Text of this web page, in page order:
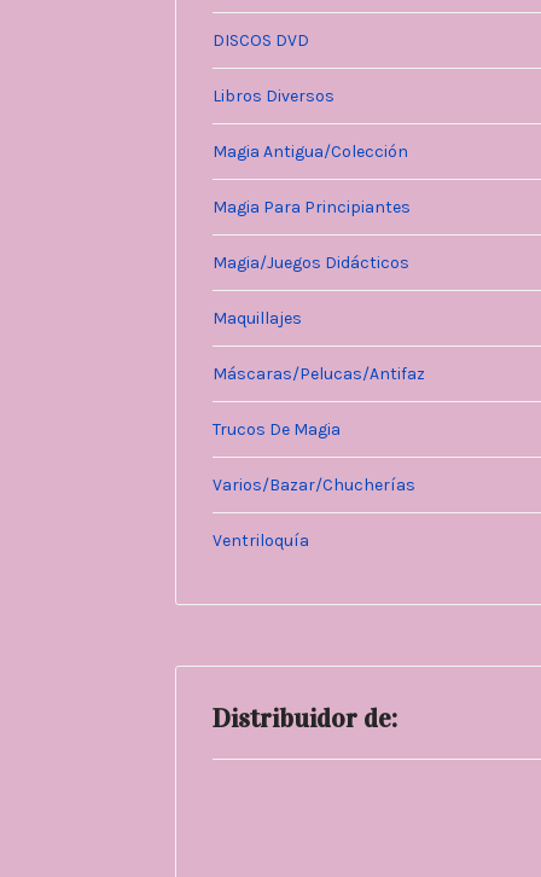
DISCOS DVD
Libros Diversos
Magia Antigua/Colección
Magia Para Principiantes
Magia/Juegos Didácticos
Maquillajes
Máscaras/Pelucas/Antifaz
Trucos De Magia
Varios/Bazar/Chucherías
Ventriloquía
Distribuidor de: